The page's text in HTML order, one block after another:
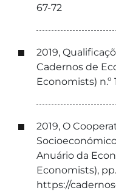
67-72
2019,
Cadernos de
Economists) n.º
2019, O
Anuário da
Economists),
https://